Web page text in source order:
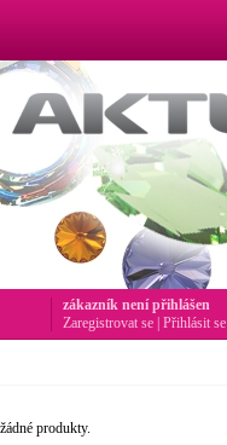
produkty.
zákazník není přihlášen
Zaregistrovat se Přihlásit se